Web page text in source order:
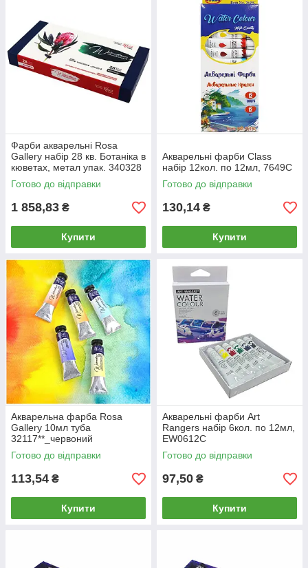
Фарби акварельні Rosa
Gallery набір 28 кв. Ботаніка в
кюветах, метал упак. 340328
Готово до відправки
1 858,83 ₴
Купити
Акварельні фарби Class
набір 12кол. по 12мл, 7649C
Готово до відправки
130,14 ₴
Купити
Акварельна фарба Rosa
Gallery 10мл туба
32117**_червоний
английський (736)
Готово до відправки
113,54 ₴
Купити
Акварельні фарби Art
Rangers набір 6кол. по 12мл,
EW0612C
Готово до відправки
97,50 ₴
Купити